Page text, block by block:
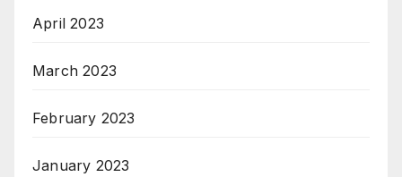
April 2023
March 2023
February 2023
January 2023